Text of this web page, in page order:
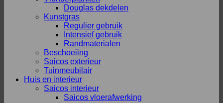
Douglas dekdelen
Kunstgras
Regulier gebruik
Intensief gebruik
Randmaterialen
Beschoeiing
Saicos exterieur
Tuinmeubilair
Huis en interieur
Saicos interieur
Saicos vloerafwerking